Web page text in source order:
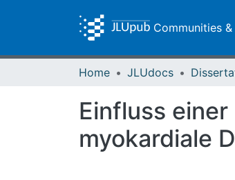
Communities
Home JLUdocs
Einfluss
myokardiale